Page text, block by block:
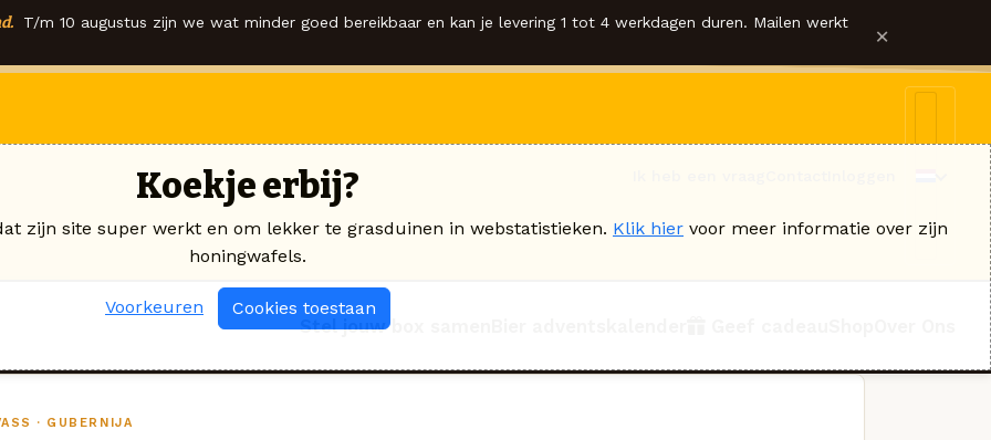
T/m 10 augustus zijn we wat minder goed bereikbaar en kan je levering 1 tot 4 werkdagen duren. Mailen werkt ×
Stel jouw box samen
· GUBERNIJA
Koekje erbij?
zijn site super werkt en om lekker te grasduinen in webstatistieken. Klik hier voor meer informatie over zijn
honingwafels.
Voorkeuren Cookies toestaan